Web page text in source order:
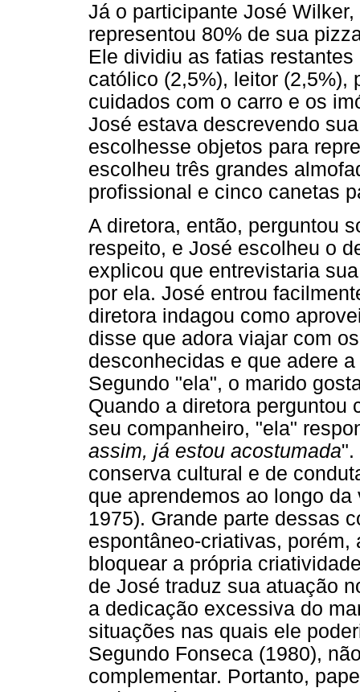
Já o participante José
representou 80% de sua
Ele dividiu as fatias
católico (2,5%), leitor (2,5%),
cuidados com o carro e os
José estava descrevendo
escolhesse objetos para
escolheu três grandes
profissional e cinco canetas
A diretora, então, perguntou
respeito, e José escolheu o
explicou que entrevistaria
por ela. José entrou
diretora indagou como
disse que adora viajar com
desconhecidas e que adere
Segundo "ela", o marido
Quando a diretora perguntou
seu companheiro, "ela"
assim, já estou acostumada".
conserva cultural e de
que aprendemos ao longo
1975). Grande parte dessas
espontâneo-criativas,
bloquear a própria
de José traduz sua atuação
a dedicação excessiva do
situações nas quais ele
Segundo Fonseca (1980),
complementar. Portanto,